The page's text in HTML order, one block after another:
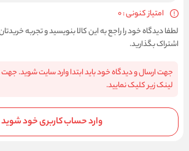
امتیاز کنونی : 0
لطفا دیدگاه خود را راجع به این کالا بنویسید و تجربه خریدتان
اشتراک بگذارید.
جهت ارسال و دیدگاه خود باید ابتدا وارد سایت شوید.
لینک زیر کلیک نمایید.
وارد حساب کاربری خود شوید